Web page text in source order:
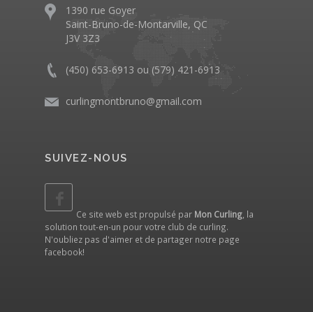
1390 rue Goyer
Saint-Bruno-de-Montarville, QC
J3V 3Z3
(450) 653-6913 ou (579) 421-6913
curlingmontbruno@gmail.com
SUIVEZ-NOUS
Ce site web est propulsé par Mon Curling, la
solution tout-en-un pour votre club de curling.
N'oubliez pas d'aimer et de partager notre page
facebook!